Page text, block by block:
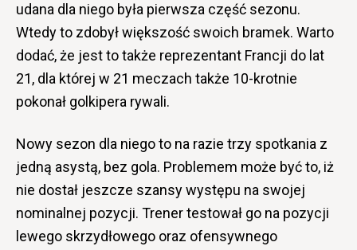
udana dla niego była pierwsza część sezonu.
Wtedy to zdobył większość swoich bramek. Warto
dodać, że jest to także reprezentant Francji do lat
21, dla której w 21 meczach także 10-krotnie
pokonał golkipera rywali.
Nowy sezon dla niego to na razie trzy spotkania z
jedną asystą, bez gola. Problemem może być to, iż
nie dostał jeszcze szansy występu na swojej
nominalnej pozycji. Trener testował go na pozycji
lewego skrzydłowego oraz ofensywnego